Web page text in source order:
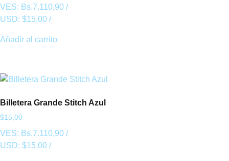
VES: Bs.7.110,90 /
USD: $15,00 /
Añadir al carrito
Billetera Grande Stitch Azul
$15,00
VES: Bs.7.110,90 /
USD: $15,00 /